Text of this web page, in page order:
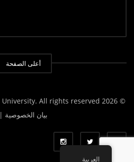
أعلى الصفحة
© 2026 Dhofar University. All rights reserved.
بيان الخصوصية |
العربية